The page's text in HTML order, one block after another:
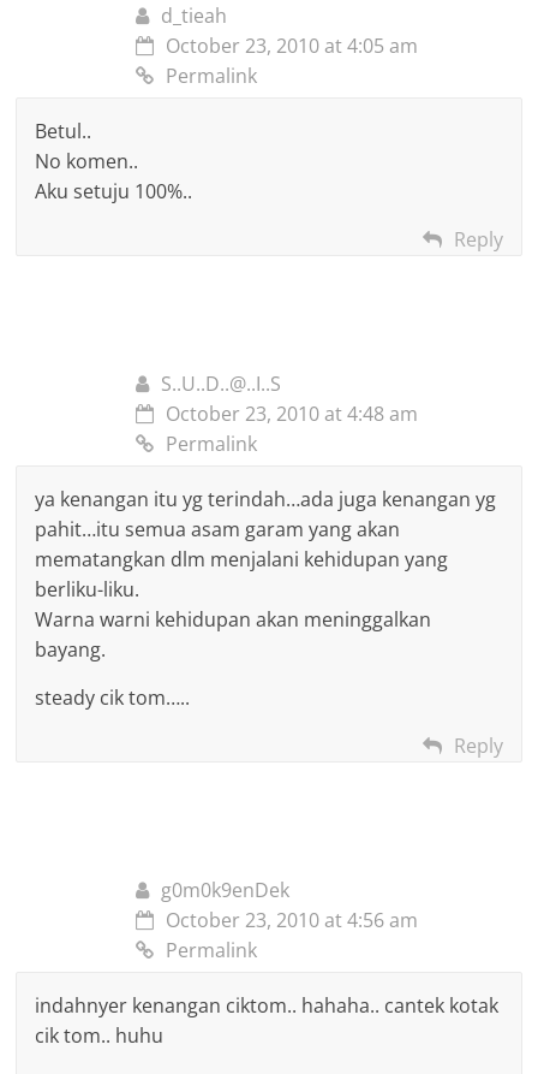
d_tieah
October 23, 2010 at 4:05 am
Permalink
Betul..
No komen..
Aku setuju 100%..
Reply
S..U..D..@..I..S
October 23, 2010 at 4:48 am
Permalink
ya kenangan itu yg terindah…ada juga kenangan yg
pahit…itu semua asam garam yang akan
mematangkan dlm menjalani kehidupan yang
berliku-liku.
Warna warni kehidupan akan meninggalkan
bayang.
steady cik tom…..
Reply
g0m0k9enDek
October 23, 2010 at 4:56 am
Permalink
indahnyer kenangan ciktom.. hahaha.. cantek kotak
cik tom.. huhu